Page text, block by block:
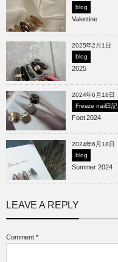
blog
Valentine
2025年2月1日
blog
2025
2024年6月18日
Freeze nail日記
Foot 2024
2024年6月18日
blog
Summer 2024
LEAVE A REPLY
Comment *